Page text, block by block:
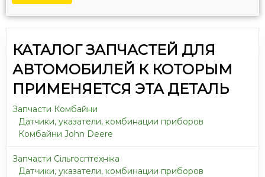
КАТАЛОГ ЗАПЧАСТЕЙ ДЛЯ
АВТОМОБИЛЕЙ К КОТОРЫМ
ПРИМЕНЯЕТСЯ ЭТА ДЕТАЛЬ
Запчасти Комбайни
Датчики, указатели, комбинации приборов
Комбайни John Deere
Запчасти Сільгосптехніка
Датчики, указатели, комбинации приборов